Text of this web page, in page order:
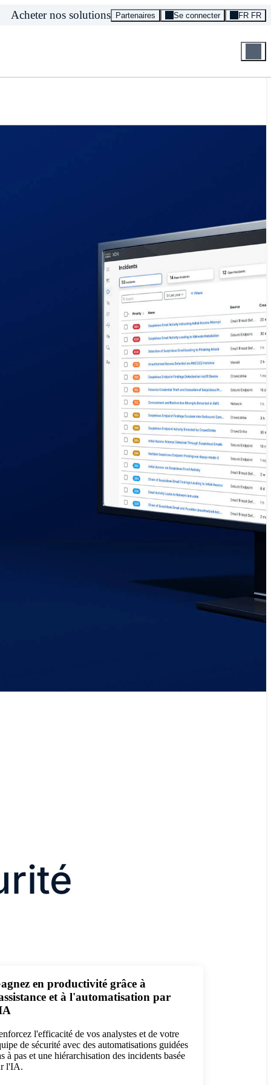
Acheter nos solutions Partenaires Se connecter FR FR
en productivité grâce à
et à l'automatisation par
l'efficacité de vos analystes et de votre
de sécurité avec des automatisations guidées
à pas et une hiérarchisation des incidents basée
l'IA.